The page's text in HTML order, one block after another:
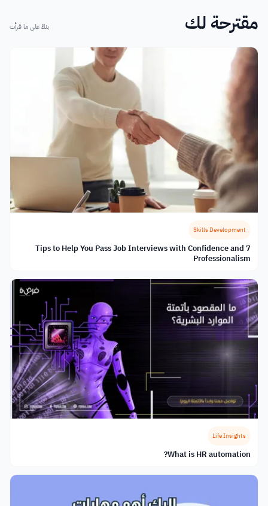
مقترحة لك بناءً على ما قرأت
Skills Development
7 Tips to Help You Pass Job Interviews with Confidence and
Professionalism
Life Insights
What is HR automation?